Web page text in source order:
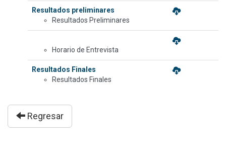
Resultados preliminares
Resultados Preliminares
Horario de Entrevista
Resultados Finales
Resultados Finales
Regresar